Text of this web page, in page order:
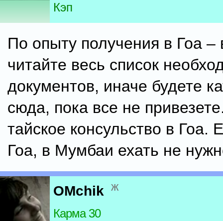
Кэп
По опыту получения в Гоа –
читайте весь список
документов, иначе будете
сюда, пока все не
тайское консульство в Гоа.
Гоа, в Мумбаи ехать не
OMchik ж
Карма 30